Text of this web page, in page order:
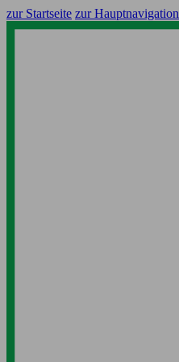
zur Startseite zur Hauptnavigation